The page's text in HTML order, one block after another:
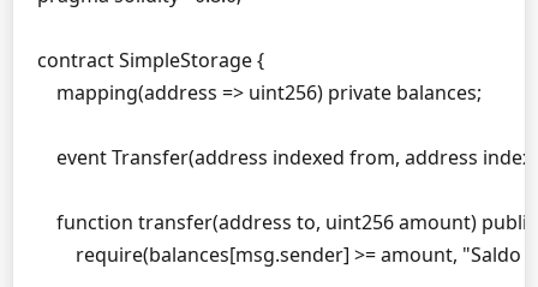
contract SimpleStorage {
    mapping(address => uint256) private balances;
event Transfer(address indexed from, address
function transfer(address to, uint256 amount) public
require(balances[msg.sender] >= amount, "Saldo